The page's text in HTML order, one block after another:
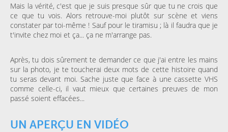
Mais la vérité, c'est que je suis presque sûr que tu ne crois que
ce que tu vois. Alors retrouve-moi plutôt sur scène et viens
constater par toi-même ! Sauf pour le tiramisu ; là il faudra que je
t'invite chez moi et ça... ça ne m'arrange pas.
Après, tu dois sûrement te demander ce que j'ai entre les mains
sur la photo, je te toucherai deux mots de cette histoire quand
tu seras devant moi. Sache juste que face à une cassette VHS
comme celle-ci, il vaut mieux que certaines preuves de mon
passé soient effacées...
UN APERÇU EN VIDÉO